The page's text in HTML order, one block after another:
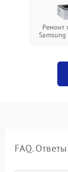
Ремонт
FAQ.